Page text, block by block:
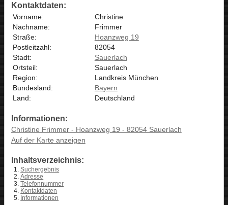
Kontaktdaten:
Vorname:
Christine
Nachname:
Frimmer
Straße:
Hoanzweg 19
Postleitzahl:
82054
Stadt:
Sauerlach
Ortsteil:
Sauerlach
Region:
Landkreis München
Bundesland:
Bayern
Land:
Deutschland
Informationen:
Christine Frimmer - Hoanzweg 19 - 82054 Sauerlach
Auf der Karte anzeigen
Inhaltsverzeichnis:
Suchergebnis
Adresse
Telefonnummer
Kontaktdaten
Informationen